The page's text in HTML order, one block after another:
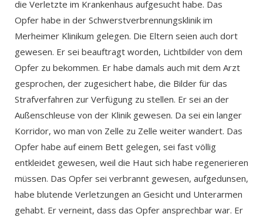
die Verletzte im Krankenhaus aufgesucht habe. Das
Opfer habe in der Schwerstverbrennungsklinik im
Merheimer Klinikum gelegen. Die Eltern seien auch dort
gewesen. Er sei beauftragt worden, Lichtbilder von dem
Opfer zu bekommen. Er habe damals auch mit dem Arzt
gesprochen, der zugesichert habe, die Bilder für das
Strafverfahren zur Verfügung zu stellen. Er sei an der
Außenschleuse von der Klinik gewesen. Da sei ein langer
Korridor, wo man von Zelle zu Zelle weiter wandert. Das
Opfer habe auf einem Bett gelegen, sei fast völlig
entkleidet gewesen, weil die Haut sich habe regenerieren
müssen. Das Opfer sei verbrannt gewesen, aufgedunsen,
habe blutende Verletzungen an Gesicht und Unterarmen
gehabt. Er verneint, dass das Opfer ansprechbar war. Er